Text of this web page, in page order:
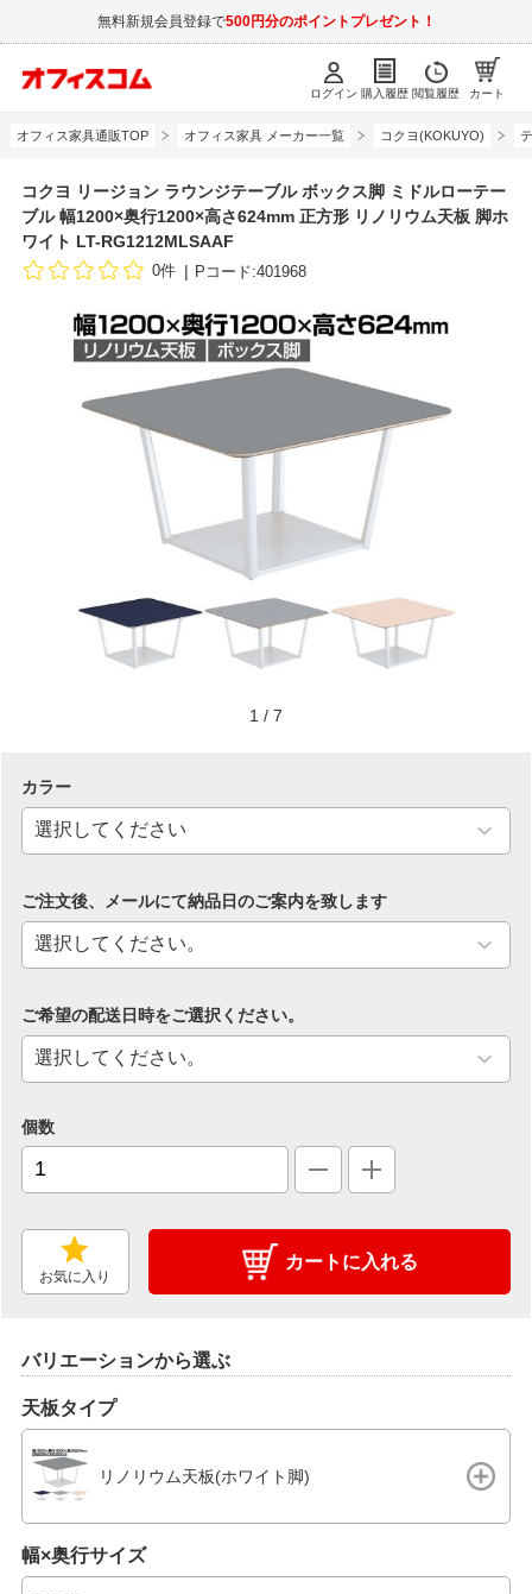
無料新規会員登録で500円分のポイントプレゼント！
ログイン 購入履歴 閲覧履歴 カート
オフィス家具通販TOP オフィス家具 メーカー一覧 コクヨ(KOKUYO)
コクヨ リージョン ラウンジテーブル ボックス脚 ミドルローテー
ブル 幅1200×奥行1200×高さ624mm 正方形 リノリウム天板 脚ホ
ワイト LT-RG1212MLSAAF
0件 Pコード:401968
1 / 7
カラー
ご注文後、メールにて納品日のご案内を致します
ご希望の配送日時をご選択ください。
個数
お気に入り
カートに入れる
バリエーションから選ぶ
天板タイプ
リノリウム天板(ホワイト脚)
幅×奥行サイズ